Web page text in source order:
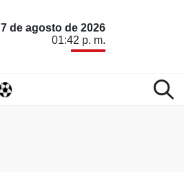
7 de agosto de 2026
01:42 p. m.